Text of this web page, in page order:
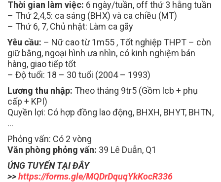
Thời gian làm việc: 6 ngày/tuần, off thứ 3 hằng tuần
– Thứ 2,4,5: ca sáng (BHX) và ca chiều (MT)
– Thứ 6, 7, Chủ nhật: Làm ca gãy
Yêu cầu: – Nữ cao từ 1m55 , Tốt nghiệp THPT – còn
giữ bằng, ngoại hình ưa nhìn, có kinh nghiệm bán
hàng, giao tiếp tốt
– Độ tuổi: 18 – 30 tuổi (2004 – 1993)
Lương thu nhập: Theo tháng 9tr5 (Gồm lcb + phụ
cấp + KPI)
Quyền lợi: Có hợp đồng lao động, BHXH, BHYT, BHTN,
…
Phỏng vấn: Có 2 vòng
Văn phòng phỏng vấn: 39 Lê Duẫn, Q1
ỨNG TUYỂN TẠI ĐÂY
>>https://forms.gle/MQDrDquqYkKocR336